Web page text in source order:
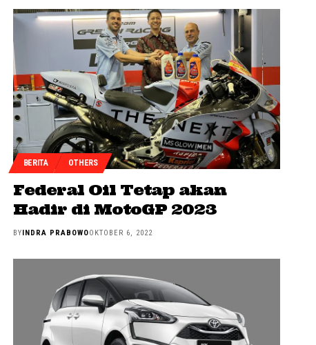
BERITA OTHERS
Federal Oil Tetap akan
Hadir di MotoGP 2023
BYINDRA PRABOWOOKTOBER 6, 2022